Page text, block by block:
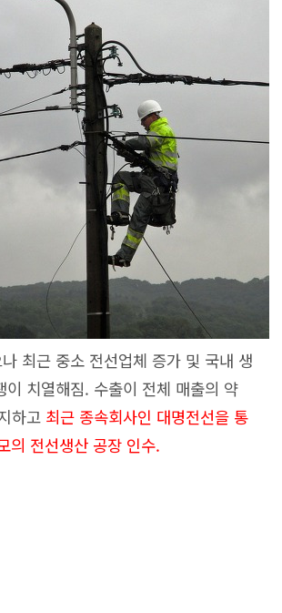
최근 중소 전선업체 증가 및 국내 생
이 치열해짐. 수출이 전체 매출의 약
하고 최근 종속회사인 대명전선을 통
의 전선생산 공장 인수.